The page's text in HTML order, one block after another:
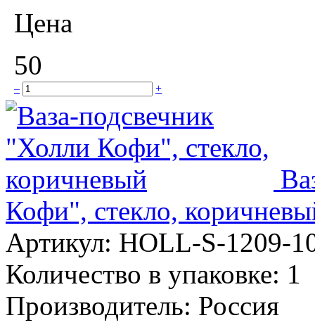
Цена
50
– +
Кофи", стекло,
Артикул: HOLL-S-1209-
Количество в упаковке: 1
Производитель: Россия